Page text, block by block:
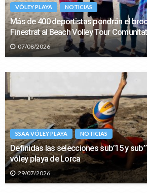
VÓLEY PLAYA NOTICIAS
Más de 400 deportistas pondrán el
Finestrat al Beach Volley Tour
07/08/2026
SSAA VÓLEY PLAYA NOTICIAS
Definidas las selecciones sub’15 y
vóley playa de Lorca
29/07/2026